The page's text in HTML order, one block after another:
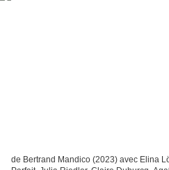
de Bertrand Mandico (2023) avec Elina